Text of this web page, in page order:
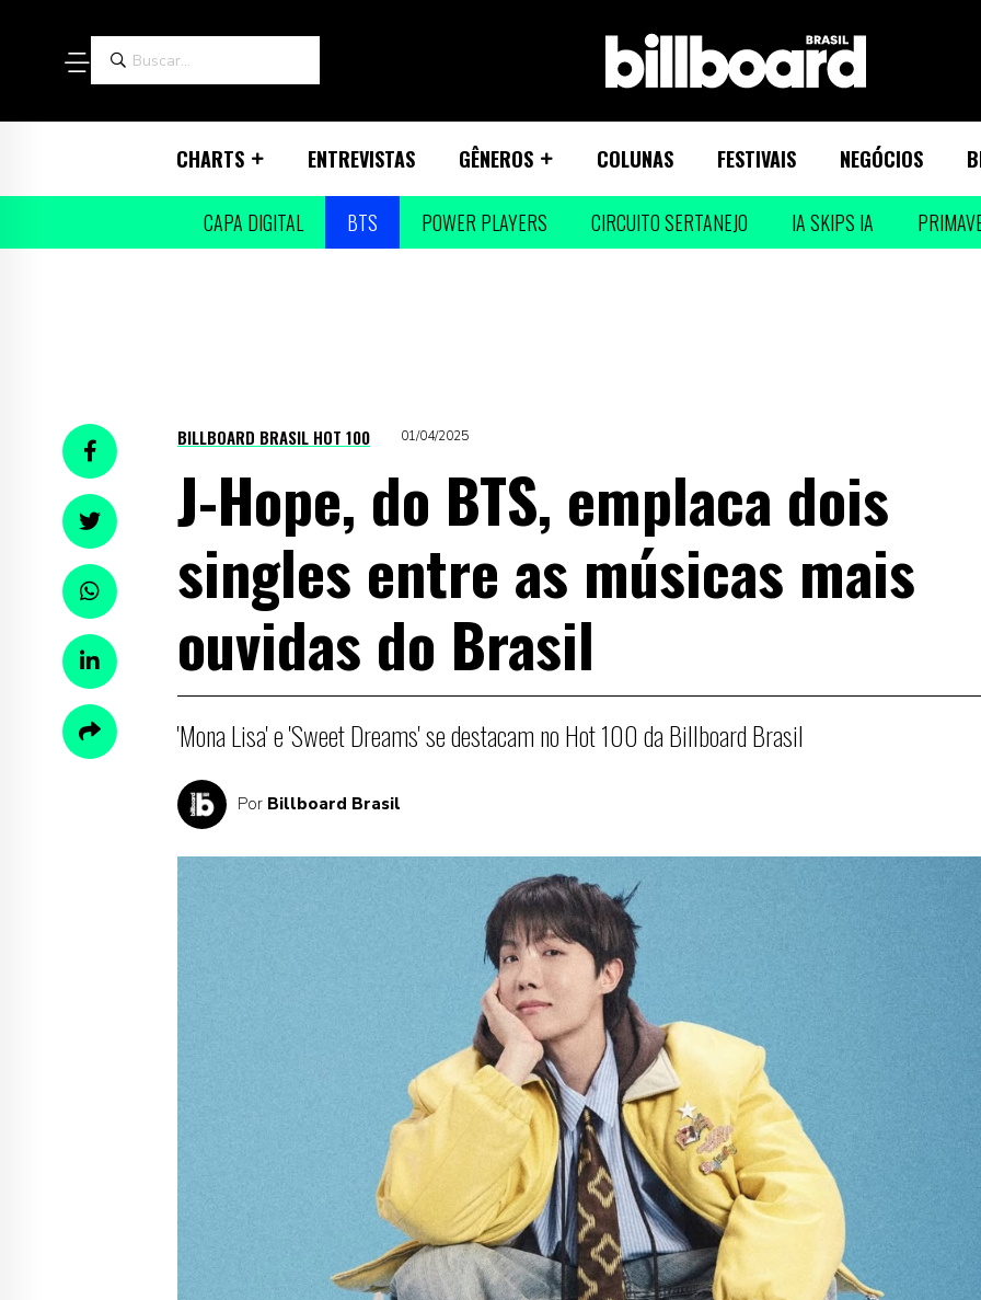
CHARTS ENTREVISTAS GÊNEROS COLUNAS FESTIVAIS NEGÓCIOS
CAPA DIGITAL BTS POWER PLAYERS CIRCUITO SERTANEJO IA SKIPS IA
BILLBOARD BRASIL HOT 100 01/04/2025
J-Hope, do BTS, emplaca dois
singles entre as músicas mais
ouvidas do Brasil
'Mona Lisa' e 'Sweet Dreams' se destacam no Hot 100 da Billboard Brasil
Por Billboard Brasil